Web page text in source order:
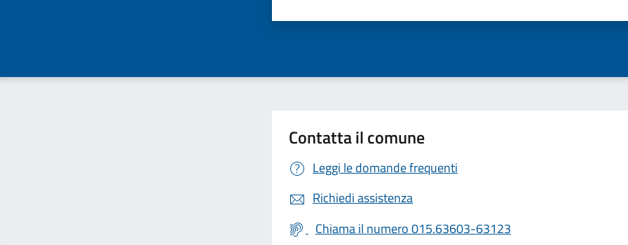
Contatta il comune
Leggi le domande frequenti
Richiedi assistenza
Chiama il numero 015.63603-63123